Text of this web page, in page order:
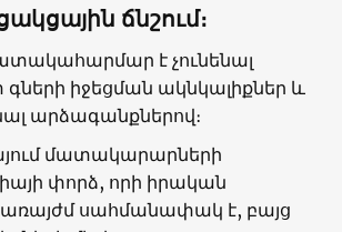
ճնշում։
է չունենալ
իջեցման ակնկալիքներ և
արձագանքներով։
մատակարարների
փորձ, որի իրական
առայժմ սահմանափակ է, բայց